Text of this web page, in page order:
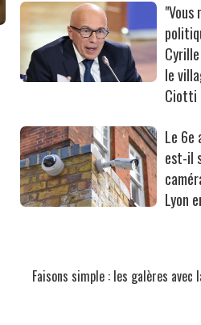
"Vous
le
Ciotti
Le 6e
est-il
Lyon
Faisons simple : les galères avec